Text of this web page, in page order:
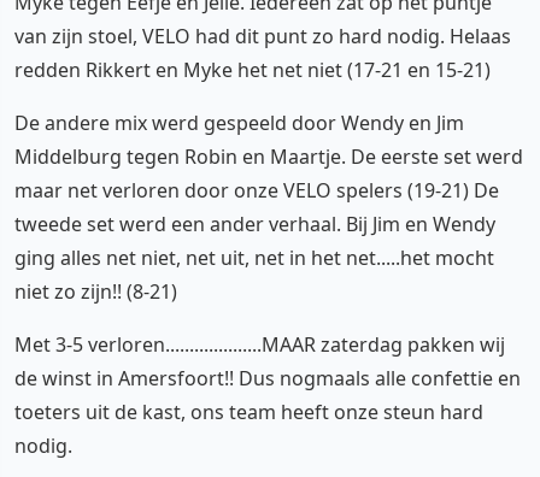
van zijn stoel, VELO had dit punt zo hard nodig. Helaas
redden Rikkert en Myke het net niet (17-21 en 15-21)
De andere mix werd gespeeld door Wendy en Jim
Middelburg tegen Robin en Maartje. De eerste set werd
maar net verloren door onze VELO spelers (19-21) De
tweede set werd een ander verhaal. Bij Jim en Wendy
ging alles net niet, net uit, net in het net.....het mocht
niet zo zijn!! (8-21)
Met 3-5 verloren....................MAAR zaterdag pakken wij
de winst in Amersfoort!! Dus nogmaals alle confettie en
toeters uit de kast, ons team heeft onze steun hard
nodig.